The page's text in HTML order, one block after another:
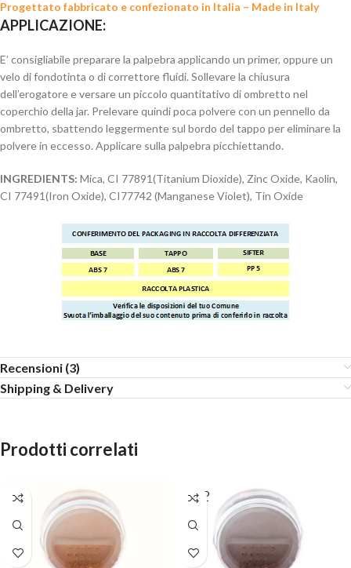
Progettato fabbricato e confezionato in Italia – Made in Italy
APPLICAZIONE:
E’ consigliabile preparare la palpebra applicando un primer, oppure un
velo di fondotinta o di correttore fluidi. Sollevare la chiusura
dell’erogatore e versare un piccolo quantitativo di ombretto nel
coperchio della jar. Prelevare quindi poca polvere con un pennello da
ombretto, sbattendo leggermente sul bordo del tappo per eliminare la
polvere in eccesso. Applicare sulla palpebra picchiettando.
INGREDIENTS: Mica, CI 77891(Titanium Dioxide), Zinc Oxide, Kaolin,
CI 77491(Iron Oxide), CI77742 (Manganese Violet), Tin Oxide
Recensioni (3)
Shipping & Delivery
Prodotti correlati
SOLD
OUT